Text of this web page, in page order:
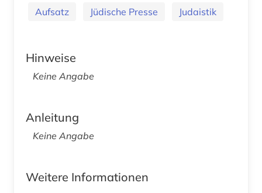
Aufsatz
Jüdische Presse Judaistik
Hinweise
Keine Angabe
Anleitung
Keine Angabe
Weitere Informationen